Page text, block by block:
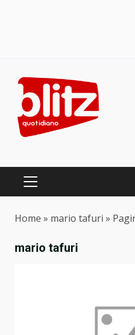
content
PRIMARY
Home » mario tafuri »
mario tafuri